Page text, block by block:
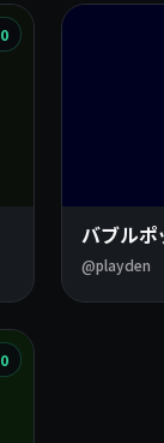
0
バブルポ
@playden
0